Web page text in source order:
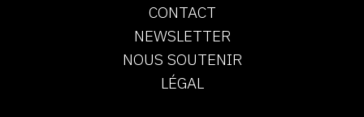
CONTACT
NEWSLETTER
NOUS SOUTENIR
LÉGAL